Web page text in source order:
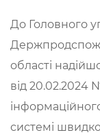
До Головного
області
від 20.02.2024
системі